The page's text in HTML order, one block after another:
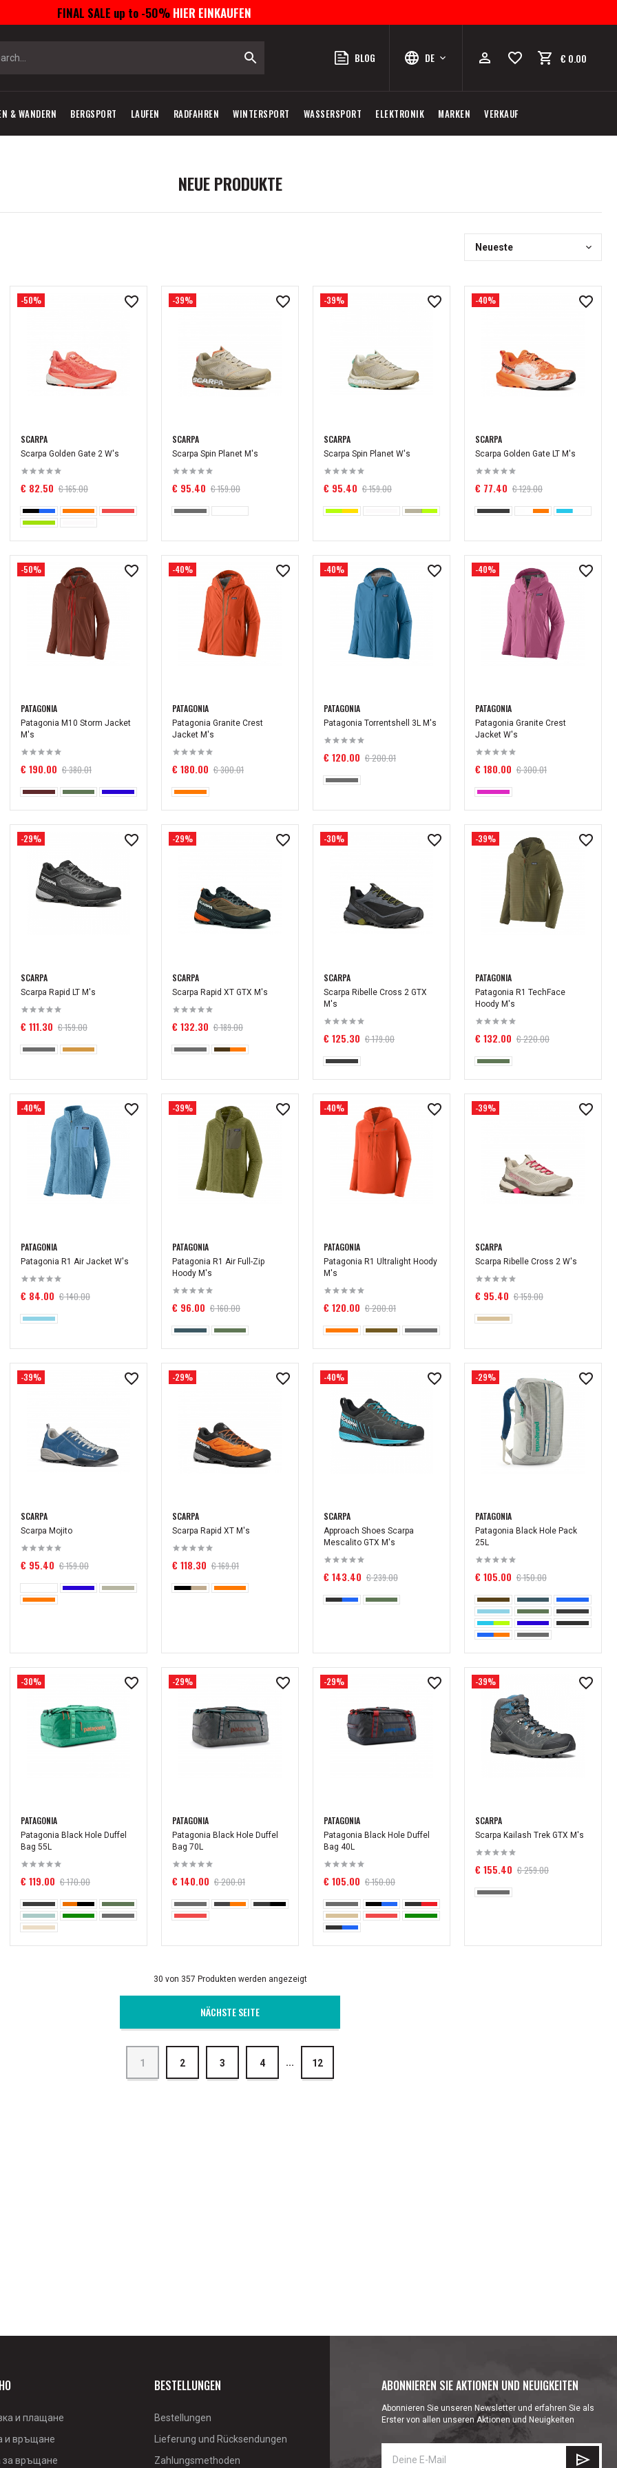
FINAL SALE up to -50%HIER EINKAUFEN
BLOG DE € 0.00
& WANDERN BERGSPORT LAUFEN RADFAHREN WINTERSPORT WASSERSPORT ELEKTRONIK MARKEN VERKAUF
NEUE PRODUKTE
Neueste
-50%
SCARPA
Scarpa Golden Gate 2 W's
€ 82.50 € 165.00
-39%
SCARPA
Scarpa Spin Planet M's
€ 95.40 € 159.00
-39%
SCARPA
Scarpa Spin Planet W's
€ 95.40 € 159.00
-40%
SCARPA
Scarpa Golden Gate LT M's
€ 77.40 € 129.00
-50%
PATAGONIA
Patagonia M10 Storm Jacket
M's
€ 190.00 € 380.01
-40%
PATAGONIA
Patagonia Granite Crest
Jacket М's
€ 180.00 € 300.01
-40%
PATAGONIA
Patagonia Torrentshell 3L M's
€ 120.00 € 200.01
-40%
PATAGONIA
Patagonia Granite Crest
Jacket W's
€ 180.00 € 300.01
-29%
SCARPA
Scarpa Rapid LT M's
€ 111.30 € 159.00
-29%
SCARPA
Scarpa Rapid XT GTX M's
€ 132.30 € 189.00
-30%
SCARPA
Scarpa Ribelle Cross 2 GTX
M's
€ 125.30 € 179.00
-39%
PATAGONIA
Patagonia R1 TechFace
Hoody M's
€ 132.00 € 220.00
-40%
PATAGONIA
Patagonia R1 Air Jacket W's
€ 84.00 € 140.00
-39%
PATAGONIA
Patagonia R1 Air Full-Zip
Hoody M's
€ 96.00 € 160.00
-40%
PATAGONIA
Patagonia R1 Ultralight Hoody
M's
€ 120.00 € 200.01
-39%
SCARPA
Scarpa Ribelle Cross 2 W's
€ 95.40 € 159.00
-39%
SCARPA
Scarpa Mojito
€ 95.40 € 159.00
-29%
SCARPA
Scarpa Rapid XT M's
€ 118.30 € 169.01
-40%
SCARPA
Approach Shoes Scarpa
Mescalito GTX M's
€ 143.40 € 239.00
-29%
PATAGONIA
Patagonia Black Hole Pack
25L
€ 105.00 € 150.00
-30%
PATAGONIA
Patagonia Black Hole Duffel
Bag 55L
€ 119.00 € 170.00
-29%
PATAGONIA
Patagonia Black Hole Duffel
Bag 70L
€ 140.00 € 200.01
-29%
PATAGONIA
Patagonia Black Hole Duffel
Bag 40L
€ 105.00 € 150.00
-39%
SCARPA
Scarpa Kailash Trek GTX M's
€ 155.40 € 259.00
30 von 357 Produkten werden angezeigt
NÄCHSTE SEITE
1 2 3 4 ... 12
и плащане
и връщане
за връщане
BESTELLUNGEN
Bestellungen
Lieferung und Rücksendungen
Zahlungsmethoden
ABONNIEREN SIE AKTIONEN UND NEUIGKEITEN
Abonnieren Sie unseren Newsletter und erfahren Sie als
Erster von allen unseren Aktionen und Neuigkeiten